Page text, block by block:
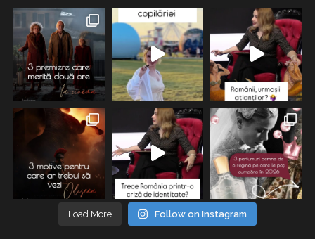
Load More Follow on Instagram